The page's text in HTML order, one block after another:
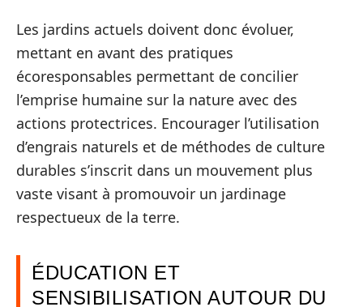
Les jardins actuels doivent donc évoluer,
mettant en avant des pratiques
écoresponsables permettant de concilier
l’emprise humaine sur la nature avec des
actions protectrices. Encourager l’utilisation
d’engrais naturels et de méthodes de culture
durables s’inscrit dans un mouvement plus
vaste visant à promouvoir un jardinage
respectueux de la terre.
ÉDUCATION ET
SENSIBILISATION AUTOUR DU